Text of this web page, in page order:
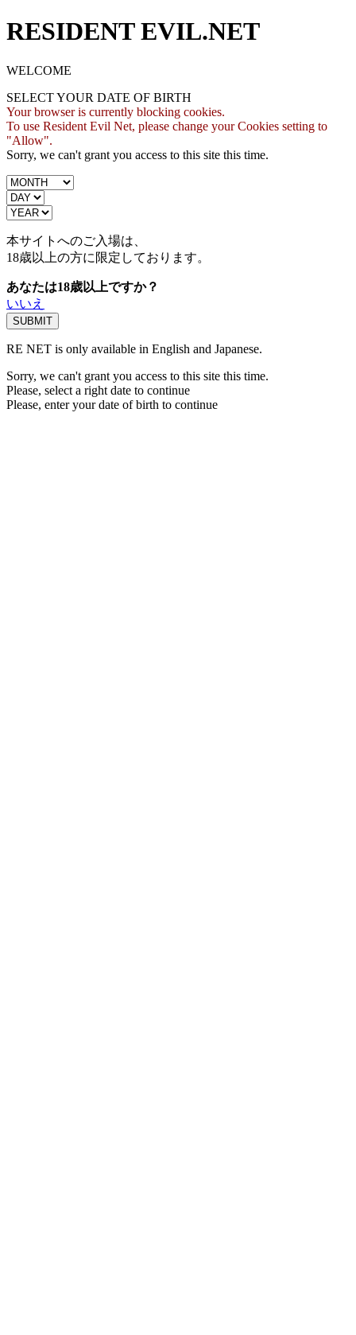
RESIDENT EVIL.NET
WELCOME
SELECT YOUR DATE OF BIRTH
Your browser is currently blocking cookies.
To use Resident Evil Net, please change your Cookies setting to
"Allow".
Sorry, we can't grant you access to this site this time.
本サイトへのご入場は、
18歳以上の方に限定しております。
あなたは18歳以上ですか？
いいえ
RE NET is only available in English and Japanese.
Sorry, we can't grant you access to this site this time.
Please, select a right date to continue
Please, enter your date of birth to continue